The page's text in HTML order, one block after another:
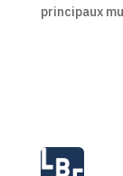
principaux